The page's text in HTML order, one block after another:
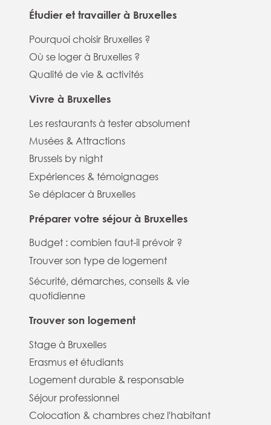
Étudier et travailler à Bruxelles
Pourquoi choisir Bruxelles ?
Où se loger à Bruxelles ?
Qualité de vie & activités
Vivre à Bruxelles
Les restaurants à tester absolument
Musées & Attractions
Brussels by night
Expériences & témoignages
Se déplacer à Bruxelles
Préparer votre séjour à Bruxelles
Budget : combien faut-il prévoir ?
Trouver son type de logement
Sécurité, démarches, conseils & vie
quotidienne
Trouver son logement
Stage à Bruxelles
Erasmus et étudiants
Logement durable & responsable
Séjour professionnel
Colocation & chambres chez l'habitant